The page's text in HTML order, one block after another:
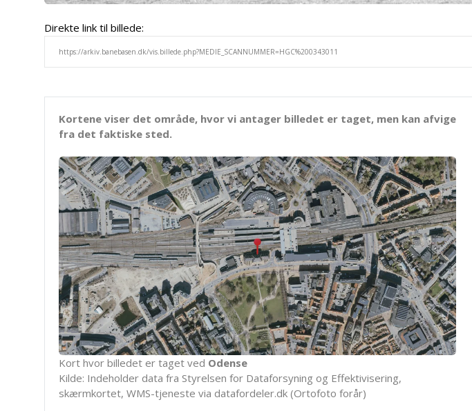
Direkte link til billede:
Kortene viser det område, hvor vi antager billedet er taget, men kan afvige
fra det faktiske sted.
Kort hvor billedet er taget ved Odense
Kilde: Indeholder data fra Styrelsen for Dataforsyning og Effektivisering,
skærmkortet, WMS-tjeneste via datafordeler.dk (Ortofoto forår)